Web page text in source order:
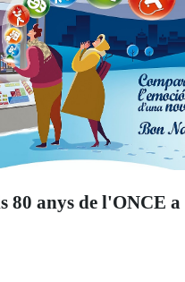
80 anys de l'ONCE